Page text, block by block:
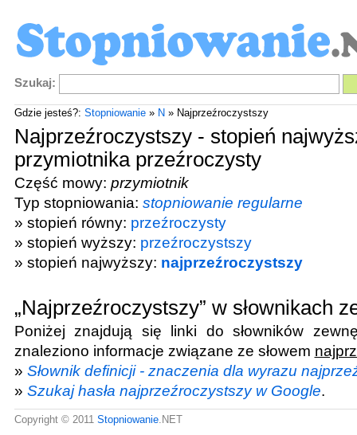
Szukaj:
Gdzie jesteś?: Stopniowanie» N » Najprzeźroczystszy
Najprzeźroczystszy - stopień
przymiotnika przeźroczysty
Część mowy: przymiotnik
Typ stopniowania: stopniowanie regularne
» stopień równy: przeźroczysty
» stopień wyższy: przeźroczystszy
» stopień najwyższy: najprzeźroczystszy
„Najprzeźroczystszy” w słownikach
Poniżej znajdują się linki do słowników
znaleziono informacje związane ze słowem
» Słownik definicji - znaczenia dla wyrazu
» Szukaj hasła najprzeźroczystszy w Google.
Copyright © 2011 Stopniowanie.NET